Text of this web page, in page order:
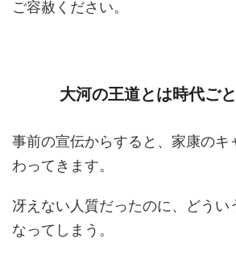
ご容赦ください。
大河の王道とは時代ご
事前の宣伝からすると、家康のキ
わってきます。
冴えない人質だったのに、どうい
なってしまう。